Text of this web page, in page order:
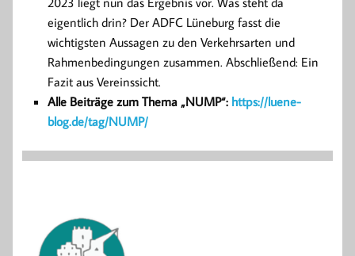
eigentlich drin? Der ADFC Lüneburg fasst die
wichtigsten Aussagen zu den Verkehrsarten und
Rahmenbedingungen zusammen. Abschließend: Ein
Fazit aus Vereinssicht.
Alle Beiträge zum Thema „NUMP“: https://luene-
blog.de/tag/NUMP/